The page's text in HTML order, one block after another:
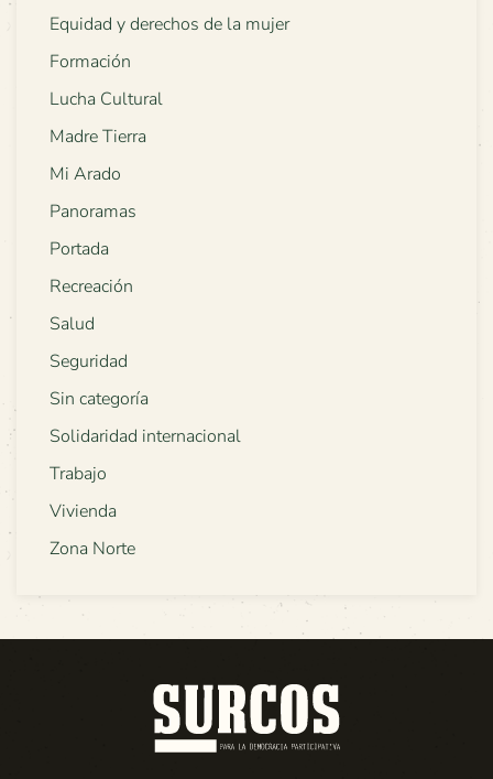
Equidad y derechos de la mujer
Formación
Lucha Cultural
Madre Tierra
Mi Arado
Panoramas
Portada
Recreación
Salud
Seguridad
Sin categoría
Solidaridad internacional
Trabajo
Vivienda
Zona Norte